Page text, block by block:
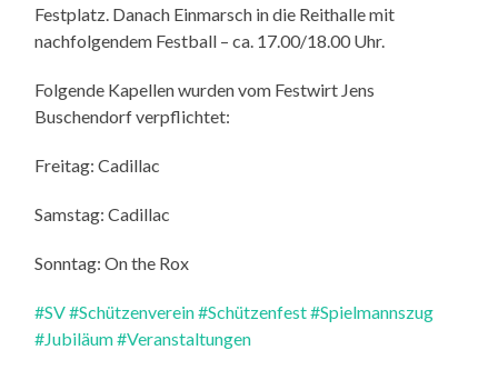
Festplatz. Danach Einmarsch in die Reithalle mit
nachfolgendem Festball – ca. 17.00/18.00 Uhr.
Folgende Kapellen wurden vom Festwirt Jens
Buschendorf verpflichtet:
Freitag: Cadillac
Samstag: Cadillac
Sonntag: On the Rox
#SV#Schützenverein#Schützenfest#Spielmannszug
#Jubiläum#Veranstaltungen